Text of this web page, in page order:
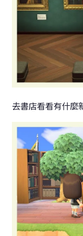
去書店看看有什麼